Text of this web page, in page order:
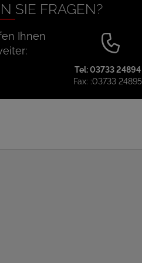
SIE FRAGEN?
Ihnen
Tel:03733 24894
Fax: :03733 24895